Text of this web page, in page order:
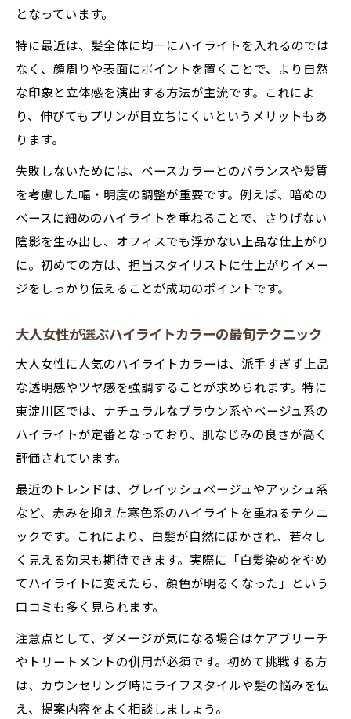
となっています。
特に最近は、髪全体に均一にハイライトを入れるのでは
なく、顔周りや表面にポイントを置くことで、より自然
な印象と立体感を演出する方法が主流です。これによ
り、伸びてもプリンが目立ちにくいというメリットもあ
ります。
失敗しないためには、ベースカラーとのバランスや髪質
を考慮した幅・明度の調整が重要です。例えば、暗めの
ベースに細めのハイライトを重ねることで、さりげない
陰影を生み出し、オフィスでも浮かない上品な仕上がり
に。初めての方は、担当スタイリストに仕上がりイメー
ジをしっかり伝えることが成功のポイントです。
大人女性が選ぶハイライトカラーの最旬テクニック
大人女性に人気のハイライトカラーは、派手すぎず上品
な透明感やツヤ感を強調することが求められます。特に
東淀川区では、ナチュラルなブラウン系やベージュ系の
ハイライトが定番となっており、肌なじみの良さが高く
評価されています。
最近のトレンドは、グレイッシュベージュやアッシュ系
など、赤みを抑えた寒色系のハイライトを重ねるテクニ
ックです。これにより、白髪が自然にぼかされ、若々し
く見える効果も期待できます。実際に「白髪染めをやめ
てハイライトに変えたら、顔色が明るくなった」という
口コミも多く見られます。
注意点として、ダメージが気になる場合はケアブリーチ
やトリートメントの併用が必須です。初めて挑戦する方
は、カウンセリング時にライフスタイルや髪の悩みを伝
え、提案内容をよく相談しましょう。